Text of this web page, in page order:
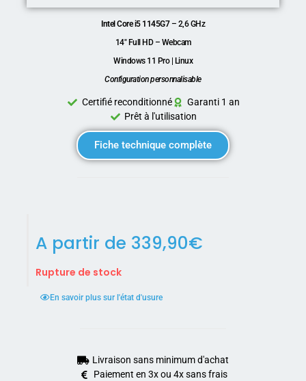
Intel Core i5 1145G7– 2,6 GHz
14″ Full HD – Webcam
Windows 11 Pro | Linux
Configuration personnalisable
Certifié reconditionné
Garanti 1 an
Prêt à l'utilisation
Fiche technique complète
A partir de 339,90€
Rupture de stock
En savoir plus sur l'état d'usure
Livraison sans minimum d'achat
Paiement en 3x ou 4x sans frais